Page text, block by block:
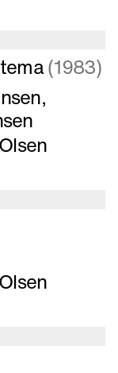
(1983)
,